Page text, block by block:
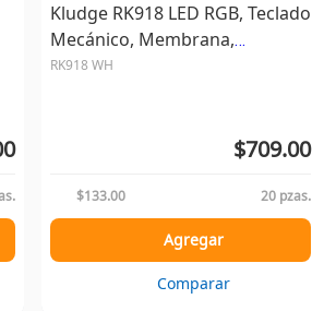
Kludge RK918 LED RGB, Teclado
Mecánico, Membrana,
Alámbrico, USB, Blanco,
RK918 WH
$709.00
$133.00 20 pzas.
Agregar
Comparar